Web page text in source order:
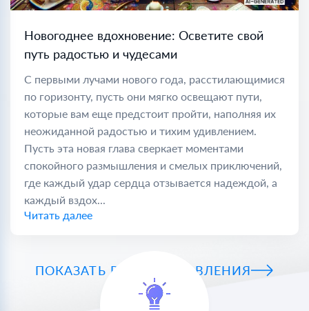
Новогоднее вдохновение: Осветите свой
путь радостью и чудесами
С первыми лучами нового года, расстилающимися
по горизонту, пусть они мягко освещают пути,
которые вам еще предстоит пройти, наполняя их
неожиданной радостью и тихим удивлением.
Пусть эта новая глава сверкает моментами
спокойного размышления и смелых приключений,
где каждый удар сердца отзывается надеждой, а
каждый вздох...
Читать далее
ПОКАЗАТЬ ВСЕ ПОЗДРАВЛЕНИЯ